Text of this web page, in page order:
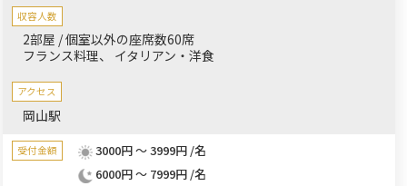
の国・岡山ならではの贅沢なひとときを。明るくゆったりとした
会場は非日常感を演出し、親族の集まりからビジネスでの宴会ま
で幅広く対応可能です。美しい絶景と共に、レイクラシック岡山
収容人数
2部屋 / 個室以外の座席数60席
フランス料理
イタリアン・洋食
アクセス
岡山駅
受付金額
3000円 ～ 3999円 /名
6000円 ～ 7999円 /名